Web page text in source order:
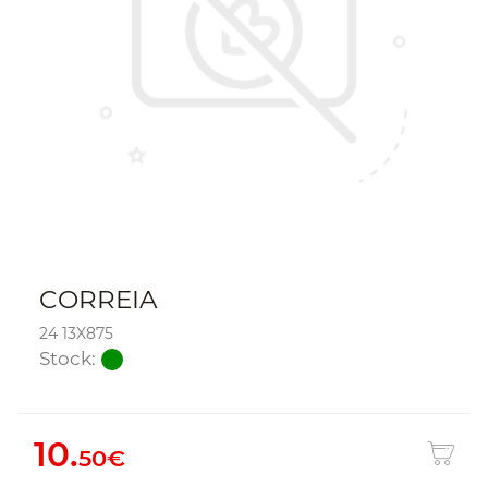
CORREIA
24 13X875
Stock:
10.50€